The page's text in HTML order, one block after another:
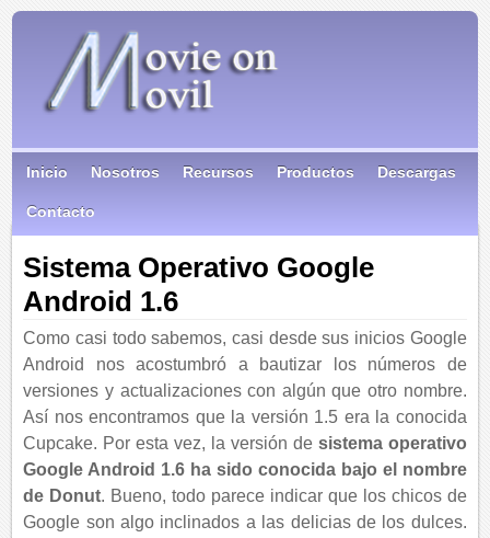
Inicio Nosotros Recursos Productos Descargas
Contacto
Sistema Operativo Google
Android 1.6
Como casi todo sabemos, casi desde sus inicios Google
Android nos acostumbró a bautizar los números de
versiones y actualizaciones con algún que otro nombre.
Así nos encontramos que la versión 1.5 era la conocida
Cupcake. Por esta vez, la versión de sistema operativo
Google Android 1.6 ha sido conocida bajo el nombre
de Donut. Bueno, todo parece indicar que los chicos de
Google son algo inclinados a las delicias de los dulces.